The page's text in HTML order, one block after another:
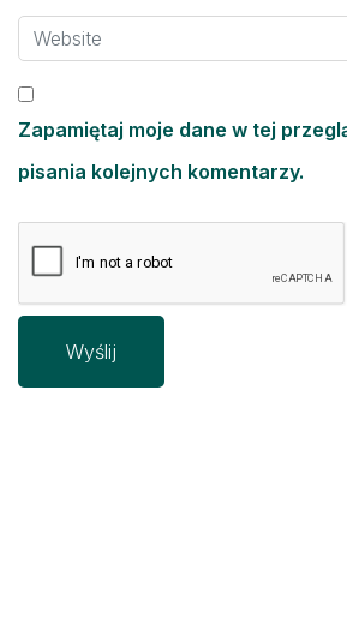
Zapamiętaj moje dane w tej
pisania kolejnych komentarzy.